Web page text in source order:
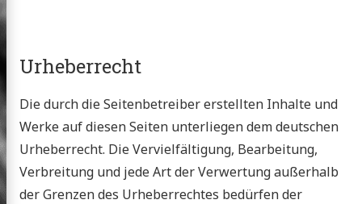
Urheberrecht
Die durch die Seitenbetreiber erstellten Inhalte und
Werke auf diesen Seiten unterliegen dem deutschen
Urheberrecht. Die Vervielfältigung, Bearbeitung,
Verbreitung und jede Art der Verwertung außerhalb
der Grenzen des Urheberrechtes bedürfen der